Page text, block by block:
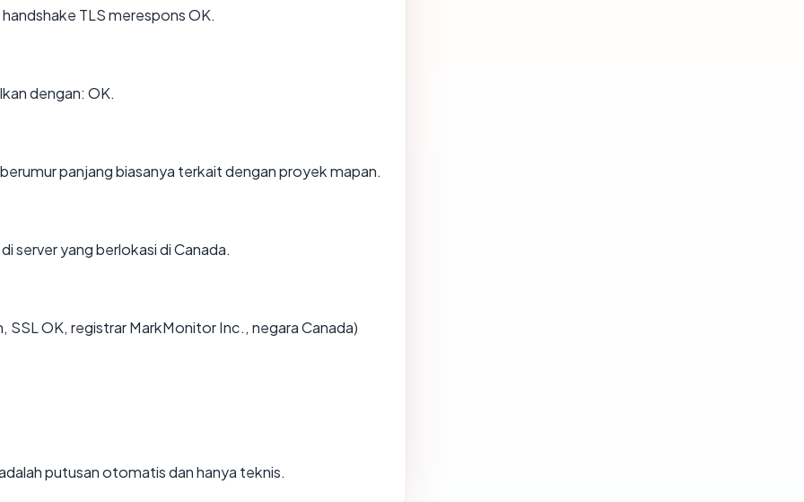
TLS merespons OK.
dengan: OK.
panjang biasanya terkait dengan proyek mapan.
server yang berlokasi di Canada.
OK, registrar MarkMonitor Inc., negara Canada)
putusan otomatis dan hanya teknis.